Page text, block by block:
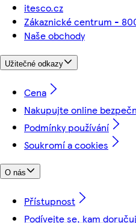
itesco.cz
Zákaznické centrum -
Naše obchody
Užitečné odkazy
Cena
Nakupujte online
Podmínky používání
Soukromí a cookies
O nás
Přístupnost
Podívejte se, kam